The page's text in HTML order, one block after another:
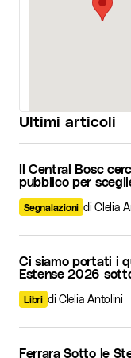
Ultimi articoli
Il Central Bosc
pubblico per
Segnalazioni di Clelia
Ci siamo portati i
Estense 2026
Libri di Clelia Antolini
Ferrara Sotto le